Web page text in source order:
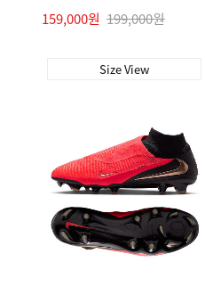
159,000원 199,000원
Size View